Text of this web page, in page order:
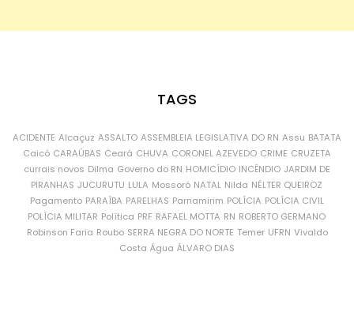
TAGS
ACIDENTE Alcaçuz ASSALTO ASSEMBLEIA LEGISLATIVA DO RN Assu BATATA
Caicó CARAÚBAS Ceará CHUVA CORONEL AZEVEDO CRIME CRUZETA
currais novos Dilma Governo do RN HOMICÍDIO INCÊNDIO JARDIM DE
PIRANHAS JUCURUTU LULA Mossoró NATAL Nilda NÉLTER QUEIROZ
Pagamento PARAÍBA PARELHAS Parnamirim POLÍCIA POLÍCIA CIVIL
POLÍCIA MILITAR Política PRF RAFAEL MOTTA RN ROBERTO GERMANO
Robinson Faria Roubo SERRA NEGRA DO NORTE Temer UFRN Vivaldo
Costa Água ÁLVARO DIAS